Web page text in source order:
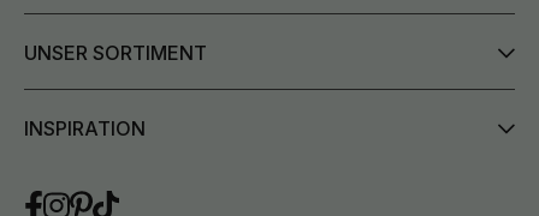
UNSER SORTIMENT
INSPIRATION